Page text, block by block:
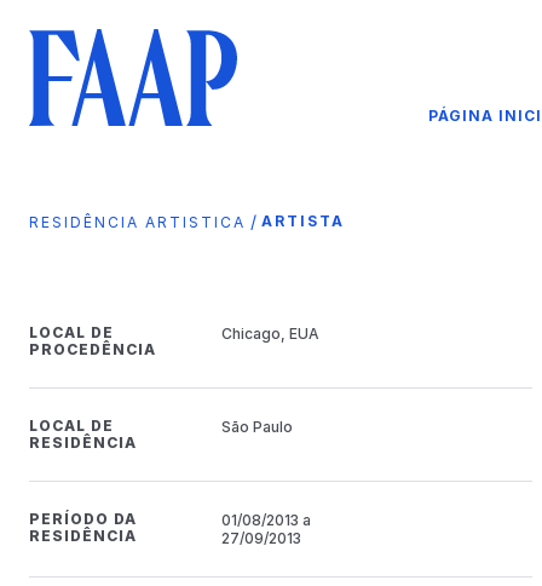
PÁGINA
RESIDÊNCIA ARTISTICA / ARTISTA
LOCAL DE
PROCEDÊNCIA
Chicago, EUA
LOCAL DE
RESIDÊNCIA
São Paulo
PERÍODO DA
RESIDÊNCIA
01/08/2013 a
27/09/2013